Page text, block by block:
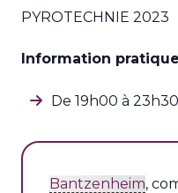
PYROTECHNIE 2023
Information
De 19h00 à 23h30
Bantzenheim,